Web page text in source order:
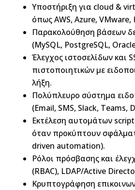
Υποστήριξη για cloud &
όπως AWS, Azure, VMware,
Παρακολούθηση βάσεων
(MySQL, PostgreSQL,
Έλεγχος ιστοσελίδων και
πιστοποιητικών με
λήξη.
Πολύπλευρο σύστημα
(Email, SMS, Slack, Teams,
Εκτέλεση αυτομάτων
όταν προκύπτουν
driven automation).
Ρόλοι πρόσβασης και
(RBAC), LDAP/Active
Κρυπτογράφηση